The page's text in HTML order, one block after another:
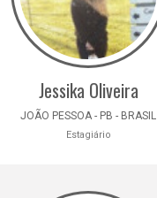
Jessika Oliveira
JOÃO PESSOA - PB - BRASIL
Estagiário